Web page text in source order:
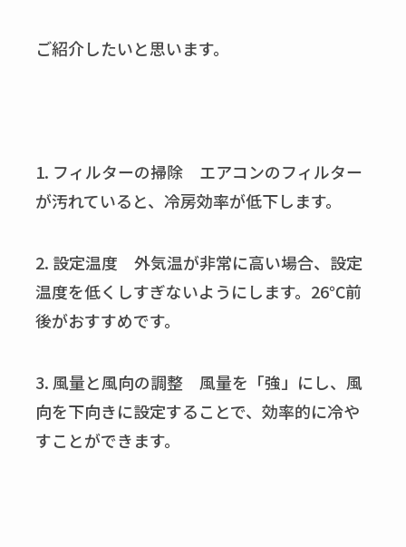
ご紹介したいと思います。
1. フィルターの掃除 エアコンのフィルター
が汚れていると、冷房効率が低下します。
2. 設定温度 外気温が非常に高い場合、設定
温度を低くしすぎないようにします。 26℃前
後がおすすめです。
3. 風量と風向の調整 風量を「強」にし、風
向を下向きに設定することで、効率的に冷や
すことができます。